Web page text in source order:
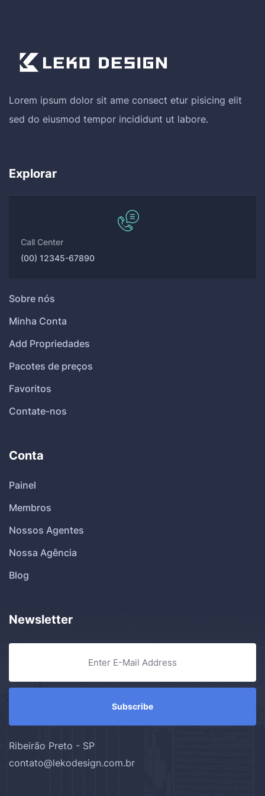
Lorem ipsum dolor sit ame consect etur pisicing elit
sed do eiusmod tempor incididunt ut labore.
Explorar
Call Center
(00) 12345-67890
Sobre nós
Minha Conta
Add Propriedades
Pacotes de preços
Favoritos
Contate-nos
Conta
Painel
Membros
Nossos Agentes
Nossa Agência
Blog
Newsletter
Ribeirão Preto - SP
contato@lekodesign.com.br